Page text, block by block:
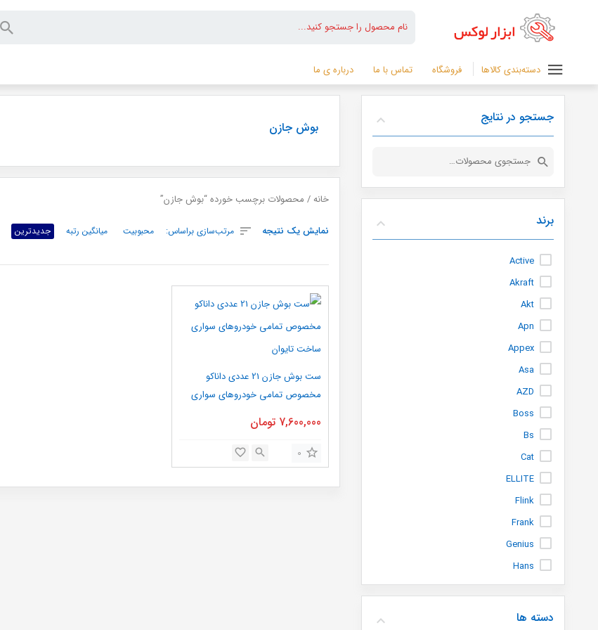
دسته‌بندی کالاها فروشگاه تماس با ما درباره ی ما
بوش جازن
خانه/ محصولات برچسب خورده “بوش جازن”
نمایش یک نتیجه مرتب‌سازی براساس: محبوبیت میانگین رتبه جدیدترین
ست بوش جازن 21 عددی داناکو
مخصوص تمامی خودروهای سواری
7,600,000 تومان
0
جستجو در نتایج
جستجو
برند
Active
Akraft
Akt
Apn
Appex
Asa
AZD
Boss
Bs
Cat
ELLITE
Flink
Frank
Genius
Hans
info
instar
دسته ها